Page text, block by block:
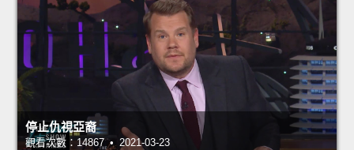
停止仇視亞裔
觀看次數：14867 • 2021-03-23